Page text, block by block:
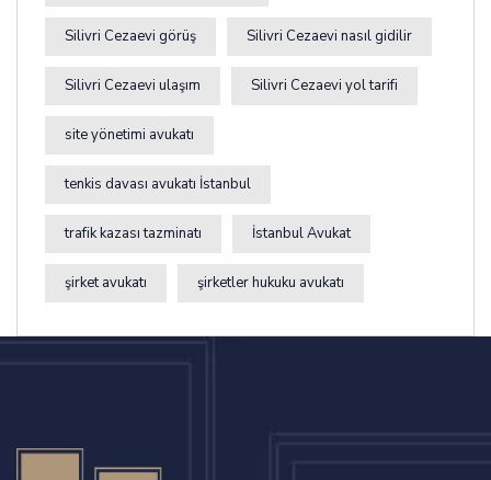
Silivri Cezaevi görüş Silivri Cezaevi nasıl gidilir
Silivri Cezaevi ulaşım Silivri Cezaevi yol tarifi
site yönetimi avukatı
tenkis davası avukatı İstanbul
trafik kazası tazminatı İstanbul Avukat
şirket avukatı şirketler hukuku avukatı